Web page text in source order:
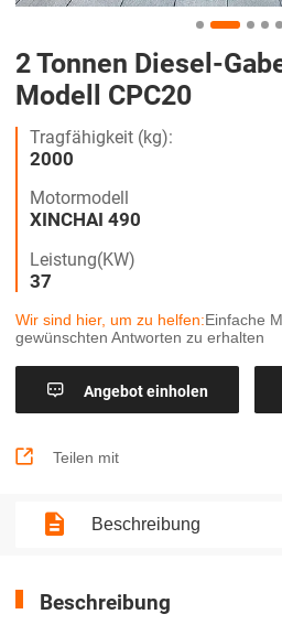
2 Tonnen Diesel-
Modell CPC20
Tragfähigkeit (kg):
2000
Motormodell
XINCHAI 490
Leistung(KW)
37
Wir sind hier, um zu helfen:Einfache
gewünschten Antworten zu erhalten
 Angebot einholen
 Teilen mit
Beschreibung
Beschreibung